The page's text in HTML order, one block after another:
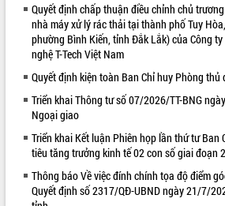
Nam Anh hùng” và trao Huân chương
Lao động
UBND tỉnh Đắk Lắk triển khai nhiệm
Kỳ họp thứ Hai, Hội đồng nhân dân
tỉnh khóa XI quyết nghị nhiều nội dung
quan trọng
Bí thư Tỉnh ủy Lương Nguyễn Minh
Triết thăm, tặng quà người có công với
cách mạng
Rà soát, hoàn thiện hệ thống thiết chế
ALBUM ẢNH
Quyết định chấp thuận điều chỉnh chủ
nhà máy xử lý rác thải tại thành phố Tuy
phường Bình Kiến, tỉnh Đắk Lắk) của Công
nghệ T-Tech Việt Nam
Quyết định kiện toàn Ban Chỉ huy Phòng
Triển khai Thông tư số 07/2026/TT-BNG
Ngoại giao
Triển khai Kết luận Phiên họp lần thứ tư Ban
tiêu tăng trưởng kinh tế 02 con số giai đoạn
Thông báo Về việc đính chính tọa độ điểm
Quyết định số 2317/QĐ-UBND ngày 21/7/